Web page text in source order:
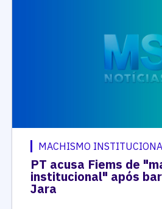
MACHISMO
PT acusa Fiems de
institucional" após
Jara